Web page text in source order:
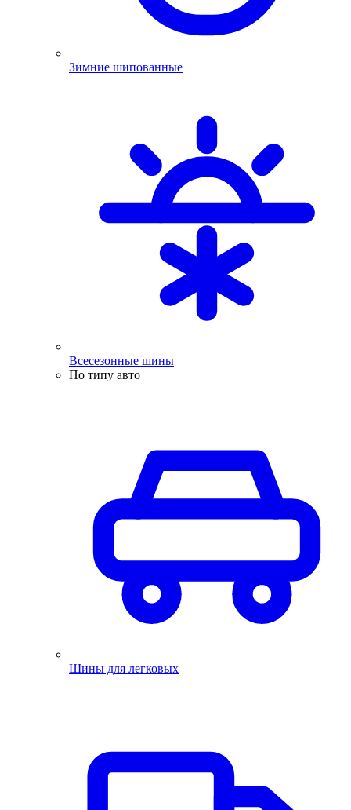
Зимние шипованные
Всесезонные шины
По типу авто
Шины для легковых